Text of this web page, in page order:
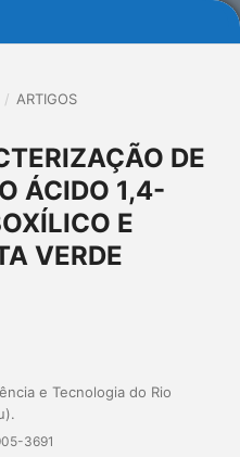
/ ARTIGOS
DE
ÁCIDO 1,4-
E
VERDE
e Tecnologia do Rio
3691